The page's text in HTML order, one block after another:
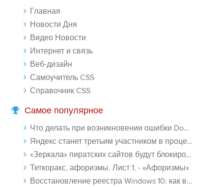
Главная
Новости Дня
Видео Новости
Интернет и связь
Веб-дизайн
Самоучитель CSS
Справочник CSS
Самое популярное
Что делать при возникновении ошибки Download interrupted в Chrome - «Windows»
Яндекс станет третьим участником в процессе ФАС против Google - «Интернет»
«Зеркала» пиратских сайтов будут блокироваться! - «Интернет»
Теткоракс, афоризмы. Лист 1. - «Афоризмы»
Восстановление реестра Windows 10: как восстановить реестр Виндовс 10 - «Windows»